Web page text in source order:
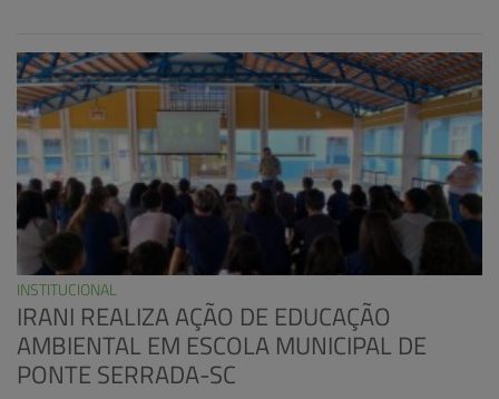
INSTITUCIONAL
IRANI REALIZA AÇÃO DE EDUCAÇÃO
AMBIENTAL EM ESCOLA MUNICIPAL DE
PONTE SERRADA-SC